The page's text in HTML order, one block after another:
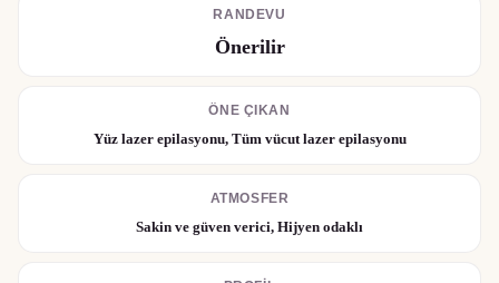
RANDEVU
Önerilir
ÖNE ÇIKAN
Yüz lazer epilasyonu, Tüm vücut lazer epilasyonu
ATMOSFER
Sakin ve güven verici, Hijyen odaklı